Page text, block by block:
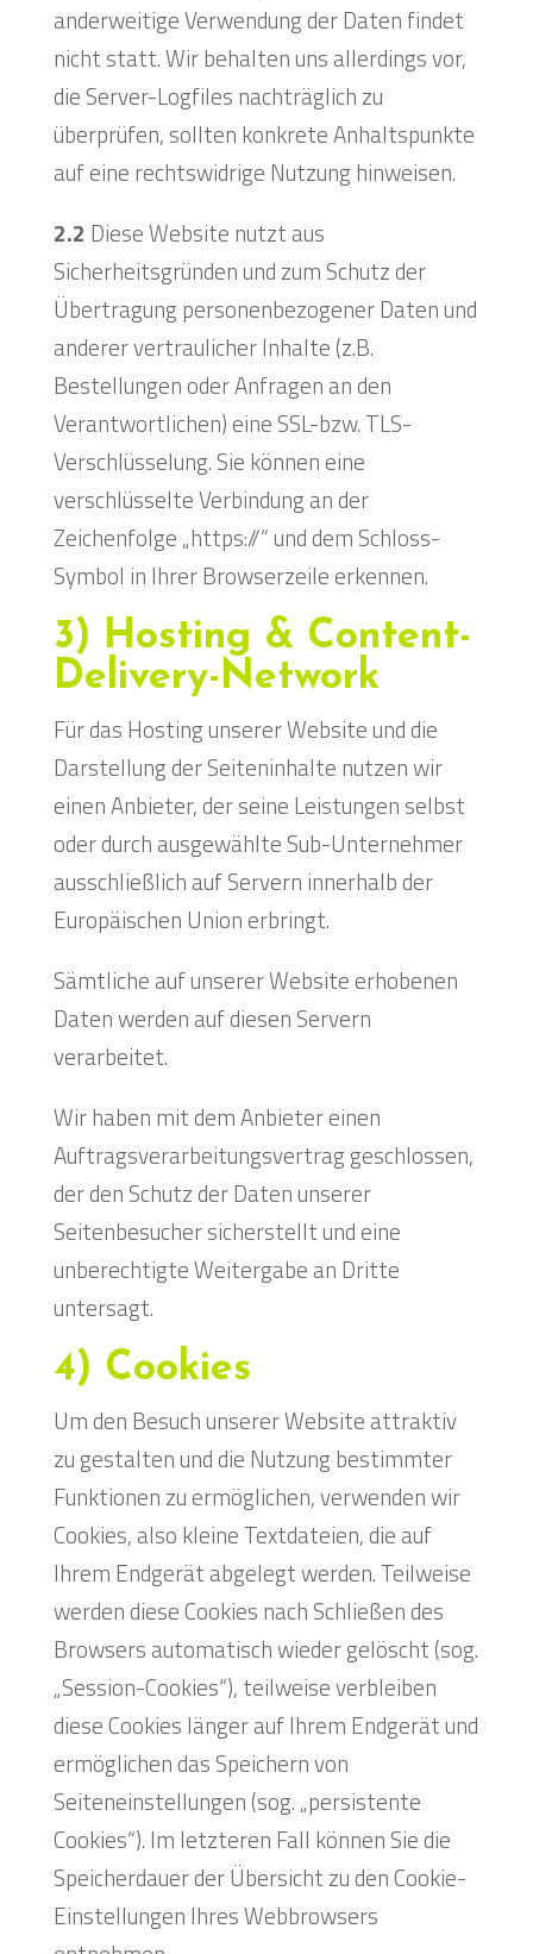
anderweitige Verwendung der Daten findet
nicht statt. Wir behalten uns allerdings vor,
die Server-Logfiles nachträglich zu
überprüfen, sollten konkrete Anhaltspunkte
auf eine rechtswidrige Nutzung hinweisen.
2.2 Diese Website nutzt aus
Sicherheitsgründen und zum Schutz der
Übertragung personenbezogener Daten und
anderer vertraulicher Inhalte (z.B.
Bestellungen oder Anfragen an den
Verantwortlichen) eine SSL-bzw. TLS-
Verschlüsselung. Sie können eine
verschlüsselte Verbindung an der
Zeichenfolge „https://“ und dem Schloss-
Symbol in Ihrer Browserzeile erkennen.
3) Hosting & Content-
Delivery-Network
Für das Hosting unserer Website und die
Darstellung der Seiteninhalte nutzen wir
einen Anbieter, der seine Leistungen selbst
oder durch ausgewählte Sub-Unternehmer
ausschließlich auf Servern innerhalb der
Europäischen Union erbringt.
Sämtliche auf unserer Website erhobenen
Daten werden auf diesen Servern
verarbeitet.
Wir haben mit dem Anbieter einen
Auftragsverarbeitungsvertrag geschlossen,
der den Schutz der Daten unserer
Seitenbesucher sicherstellt und eine
unberechtigte Weitergabe an Dritte
untersagt.
4) Cookies
Um den Besuch unserer Website attraktiv
zu gestalten und die Nutzung bestimmter
Funktionen zu ermöglichen, verwenden wir
Cookies, also kleine Textdateien, die auf
Ihrem Endgerät abgelegt werden. Teilweise
werden diese Cookies nach Schließen des
Browsers automatisch wieder gelöscht (sog.
„Session-Cookies“), teilweise verbleiben
diese Cookies länger auf Ihrem Endgerät und
ermöglichen das Speichern von
Seiteneinstellungen (sog. „persistente
Cookies“). Im letzteren Fall können Sie die
Speicherdauer der Übersicht zu den Cookie-
Einstellungen Ihres Webbrowsers